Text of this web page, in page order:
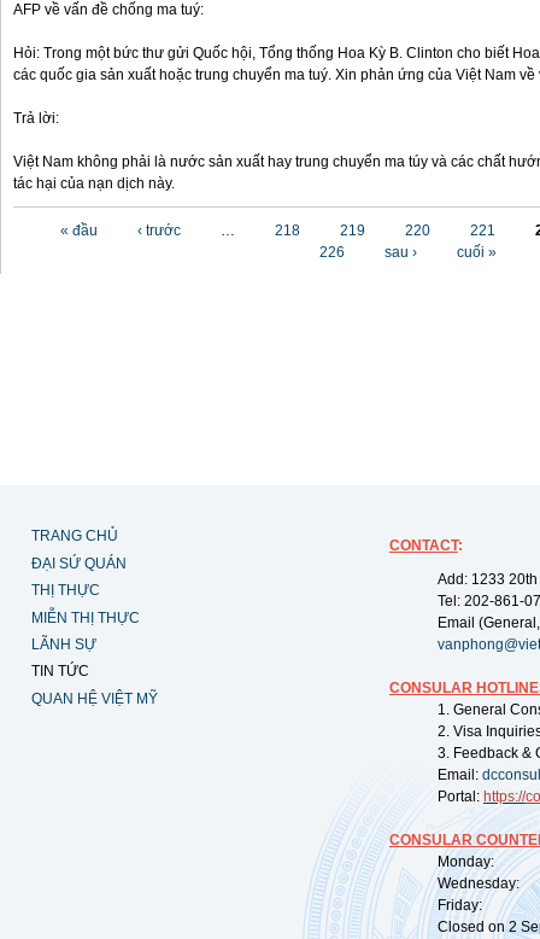
AFP về vấn đề chống ma tuý:
Hỏi: Trong một bức thư gửi Quốc hội, Tổng thống Hoa Kỳ B. Clinton cho biết
các quốc gia sản xuất hoặc trung chuyển ma tuý. Xin phản ứng của Việt Nam về
Trả lời:
Việt Nam không phải là nước sản xuất hay trung chuyển ma túy và các chất
tác hại của nạn dịch này.
« đầu ‹ trước … 218 219 220 221
226
sau › cuối »
TRANG CHỦ
ĐẠI SỨ QUÁN
THỊ THỰC
MIỄN THỊ THỰC
LÃNH SỰ
TIN TỨC
QUAN HỆ VIỆT MỸ
CONTACT:
Add: 1233
Tel: 202-861-
Email
CONSULAR
1. General
2. Visa
3. Feedback &
Email:
Portal: https://
CONSULAR
Monday:
Wednesday:
Friday:
Closed on 2